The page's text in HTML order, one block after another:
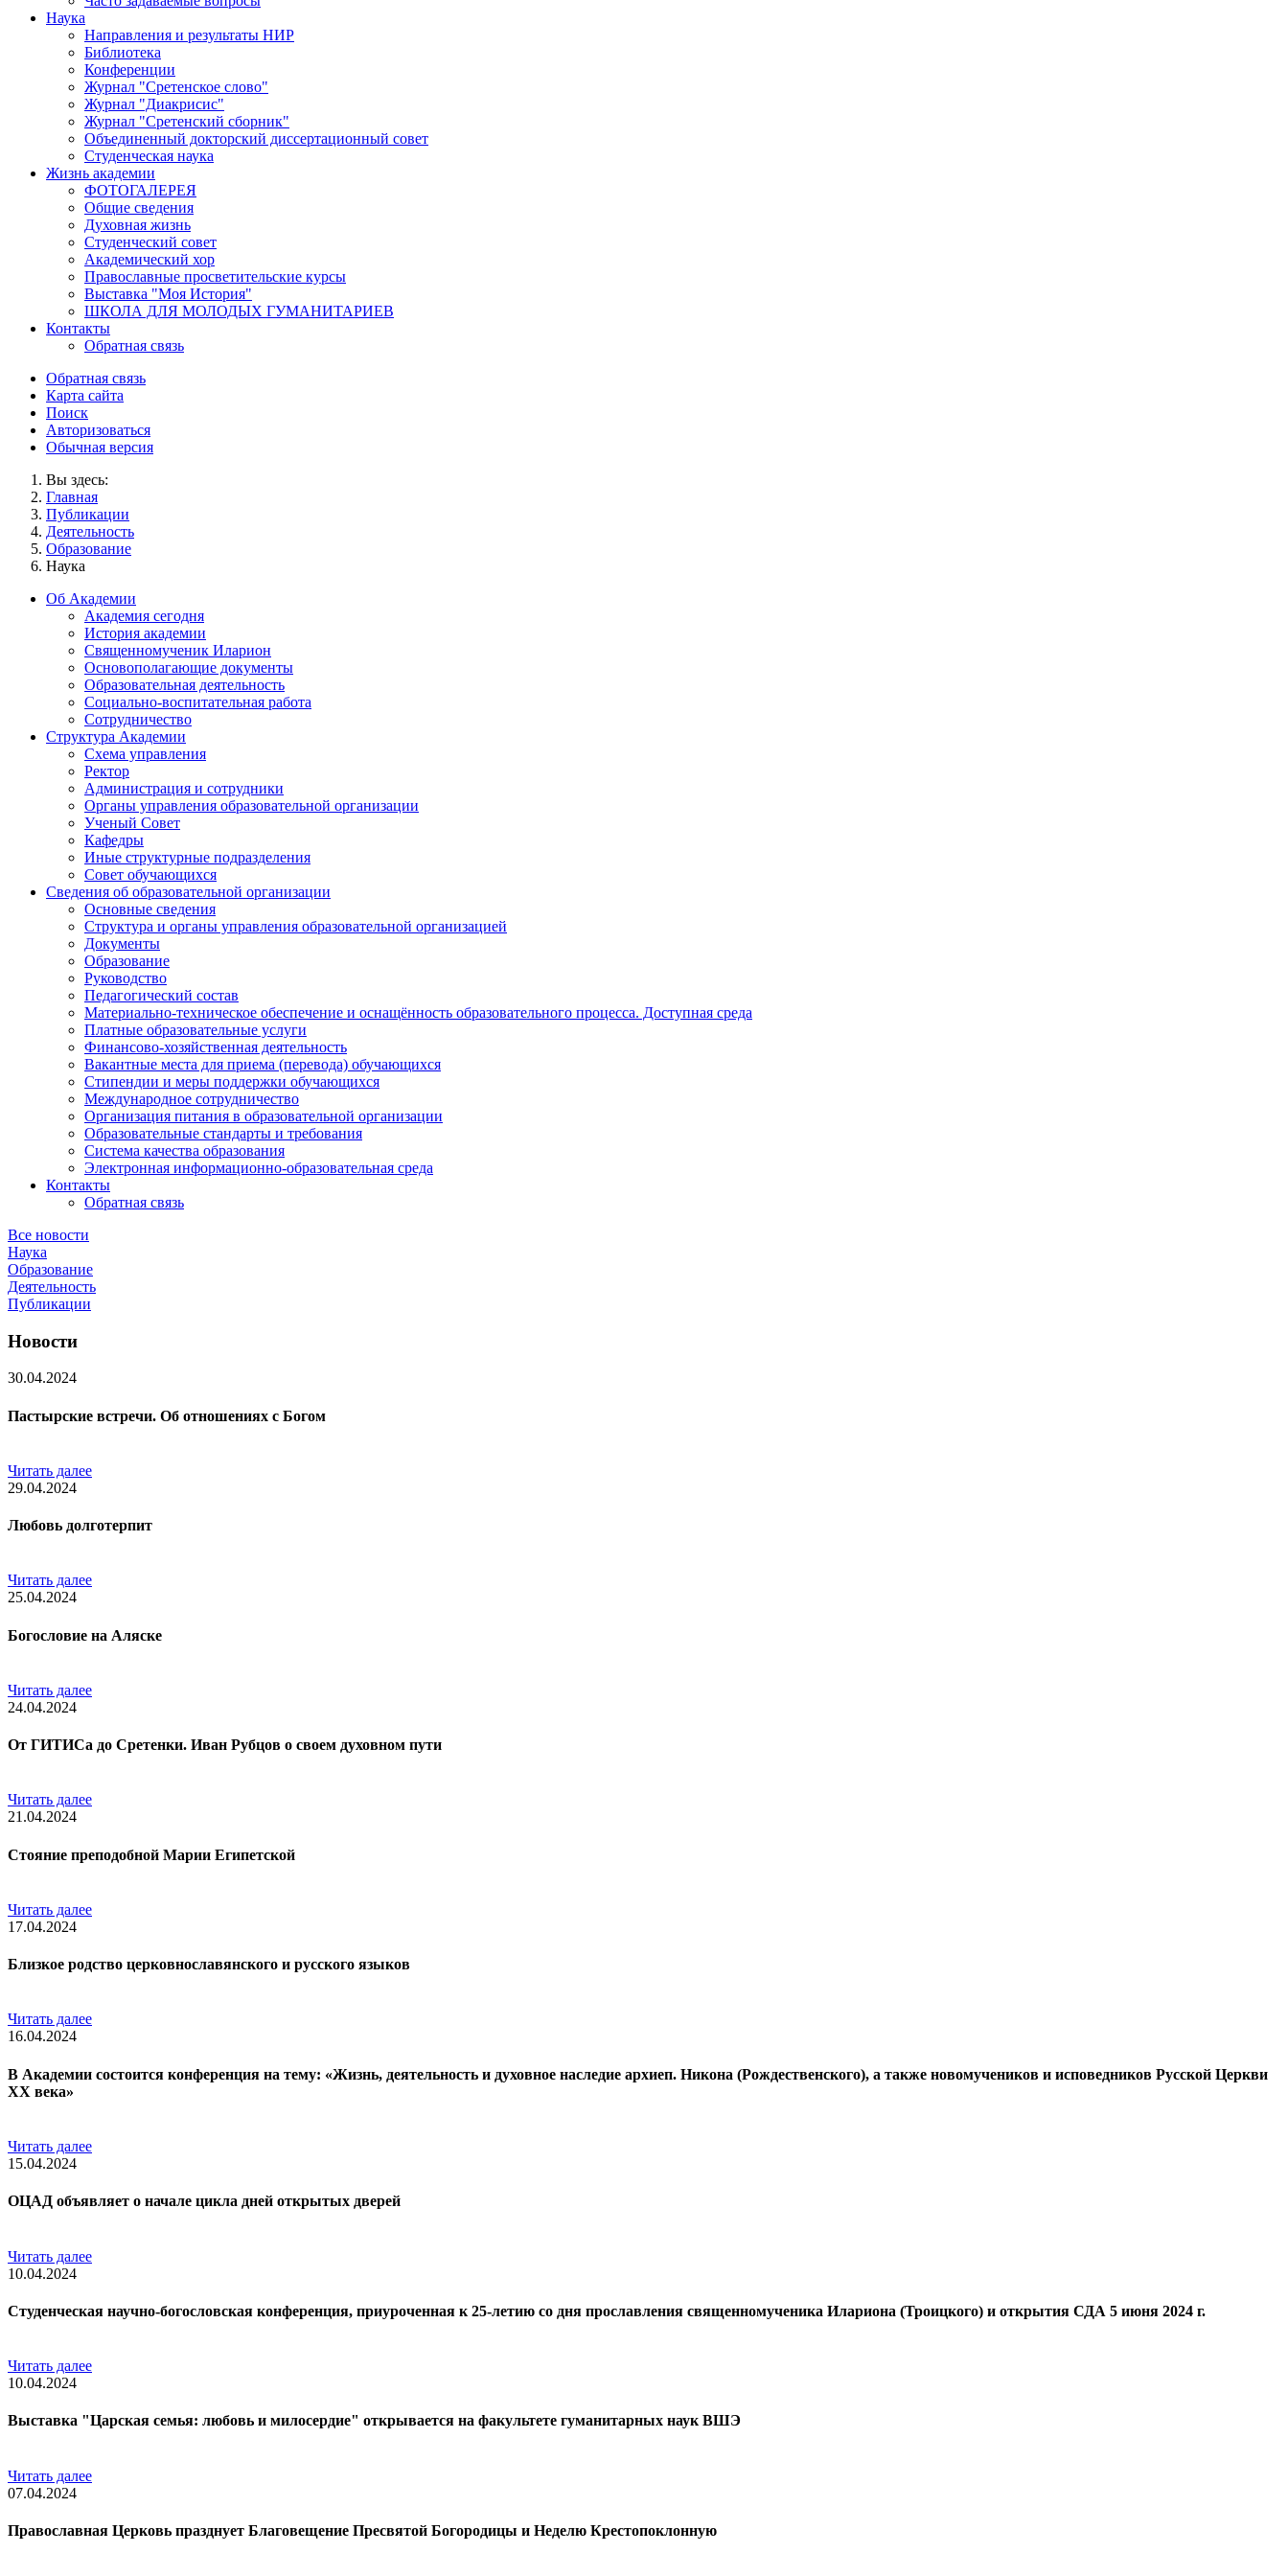
Наука
Направления и результаты НИР
Библиотека
Конференции
Журнал "Сретенское слово"
Журнал "Диакрисис"
Журнал "Сретенский сборник"
Объединенный докторский диссертационный совет
Студенческая наука
Жизнь академии
ФОТОГАЛЕРЕЯ
Общие сведения
Духовная жизнь
Студенческий совет
Академический хор
Православные просветительские курсы
Выставка "Моя История"
ШКОЛА ДЛЯ МОЛОДЫХ ГУМАНИТАРИЕВ
Контакты
Обратная связь
Обратная связь
Карта сайта
Поиск
Авторизоваться
Обычная версия
Вы здесь:
Главная
Публикации
Деятельность
Образование
Наука
Об Академии
Академия сегодня
История академии
Священномученик Иларион
Основополагающие документы
Образовательная деятельность
Социально-воспитательная работа
Сотрудничество
Структура Академии
Схема управления
Ректор
Администрация и сотрудники
Органы управления образовательной организации
Ученый Совет
Кафедры
Иные структурные подразделения
Совет обучающихся
Сведения об образовательной организации
Основные сведения
Структура и органы управления образовательной организацией
Документы
Образование
Руководство
Педагогический состав
Материально-техническое обеспечение и оснащённость образовательного процесса. Доступная среда
Платные образовательные услуги
Финансово-хозяйственная деятельность
Вакантные места для приема (перевода) обучающихся
Стипендии и меры поддержки обучающихся
Международное сотрудничество
Организация питания в образовательной организации
Образовательные стандарты и требования
Система качества образования
Электронная информационно-образовательная среда
Контакты
Обратная связь
Все новости
Наука
Образование
Деятельность
Публикации
Новости
30.04.2024
Пастырские встречи. Об отношениях с Богом
Читать далее
29.04.2024
Любовь долготерпит
Читать далее
25.04.2024
Богословие на Аляске
Читать далее
24.04.2024
От ГИТИСа до Сретенки. Иван Рубцов о своем духовном пути
Читать далее
21.04.2024
Стояние преподобной Марии Египетской
Читать далее
17.04.2024
Близкое родство церковнославянского и русского языков
Читать далее
16.04.2024
В Академии состоится конференция на тему: «Жизнь, деятельность и духовное наследие архиеп. Никона (Рождественского), а также новомучеников и исповедников Русской Церкви
ХХ века»
Читать далее
15.04.2024
ОЦАД объявляет о начале цикла дней открытых дверей
Читать далее
10.04.2024
Студенческая научно-богословская конференция, приуроченная к 25-летию со дня прославления священномученика Илариона (Троицкого) и открытия СДА 5 июня 2024 г.
Читать далее
10.04.2024
Выставка "Царская семья: любовь и милосердие" открывается на факультете гуманитарных наук ВШЭ
Читать далее
07.04.2024
Православная Церковь празднует Благовещение Пресвятой Богородицы и Неделю Крестопоклонную